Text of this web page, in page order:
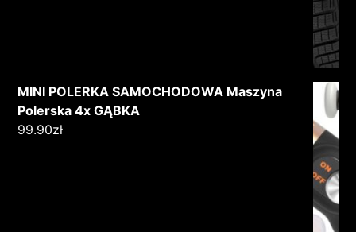
MINI POLERKA SAMOCHODOWA Maszyna
Polerska 4x GĄBKA
99.90zł